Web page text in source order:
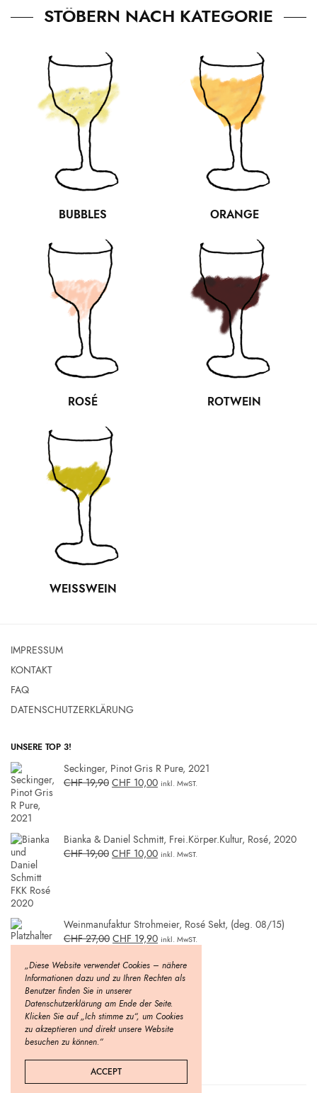
STÖBERN NACH KATEGORIE
BUBBLES ORANGE
ROSÉ ROTWEIN
WEISSWEIN
IMPRESSUM
KONTAKT
FAQ
DATENSCHUTZERKLÄRUNG
UNSERE TOP 3!
Seckinger, Pinot Gris R Pure, 2021
CHF19,90 CHF 10,00 inkl. MwST.
Bianka & Daniel Schmitt, Frei.Körper.Kultur, Rosé, 2020
CHF19,00 CHF 10,00 inkl. MwST.
Weinmanufaktur Strohmeier, Rosé Sekt, (deg. 08/15)
CHF27,00 CHF 19,90 inkl. MwST.
„Diese Website verwendet Cookies – nähere
Informationen dazu und zu Ihren Rechten als
Benutzer finden Sie in unserer
Datenschutzerklärung am Ende der Seite.
Klicken Sie auf „Ich stimme zu“, um Cookies
zu akzeptieren und direkt unsere Website
besuchen zu können.“
ACCEPT